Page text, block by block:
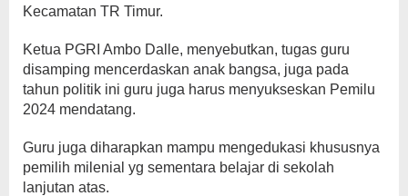
Kecamatan TR Timur.
Ketua PGRI Ambo Dalle, menyebutkan, tugas guru
disamping mencerdaskan anak bangsa, juga pada
tahun politik ini guru juga harus menyukseskan Pemilu
2024 mendatang.
Guru juga diharapkan mampu mengedukasi khususnya
pemilih milenial yg sementara belajar di sekolah
lanjutan atas.